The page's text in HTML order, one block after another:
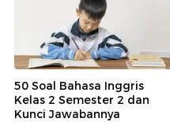
50 Soal Bahasa Inggris
Kelas 2 Semester 2 dan
Kunci Jawabannya